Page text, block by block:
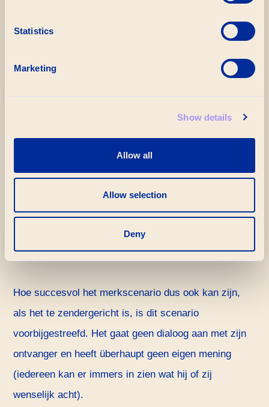
Statistics
Marketing
Show details
Allow all
Allow selection
Deny
positionering
gebaseerd op eigen kracht
visie gedreven
discours in samenleving als thema
Het verbindende
identiteitsscenario
Hoe succesvol het merkscenario dus ook kan zijn,
als het te zendergericht is, is dit scenario
voorbijgestreefd. Het gaat geen dialoog aan met zijn
ontvanger en heeft überhaupt geen eigen mening
(iedereen kan er immers in zien wat hij of zij
wenselijk acht).